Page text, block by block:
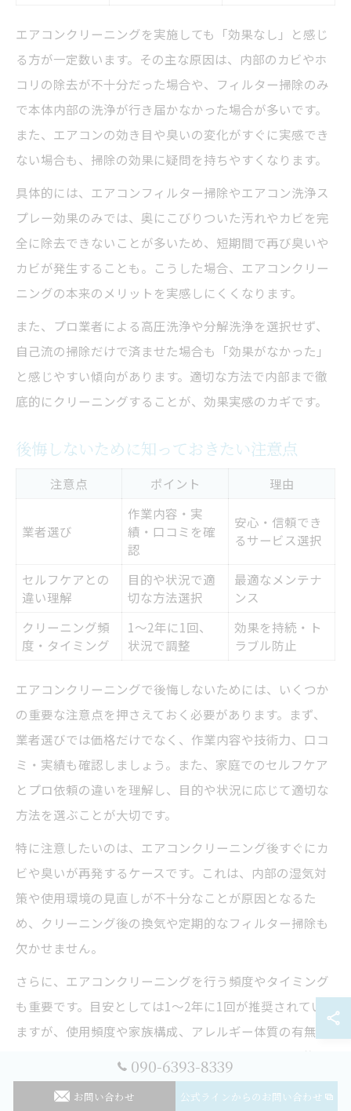
エアコンクリーニングを実施しても「効果なし」と感じ
る方が一定数います。その主な原因は、内部のカビやホ
コリの除去が不十分だった場合や、フィルター掃除のみ
で本体内部の洗浄が行き届かなかった場合が多いです。
また、エアコンの効き目や臭いの変化がすぐに実感でき
ない場合も、掃除の効果に疑問を持ちやすくなります。
具体的には、エアコンフィルター掃除やエアコン洗浄ス
プレー効果のみでは、奥にこびりついた汚れやカビを完
全に除去できないことが多いため、短期間で再び臭いや
カビが発生することも。こうした場合、エアコンクリー
ニングの本来のメリットを実感しにくくなります。
また、プロ業者による高圧洗浄や分解洗浄を選択せず、
自己流の掃除だけで済ませた場合も「効果がなかった」
と感じやすい傾向があります。適切な方法で内部まで徹
底的にクリーニングすることが、効果実感のカギです。
後悔しないために知っておきたい注意点
注意点 ポイント 理由
業者選び
作業内容・実
績・口コミを確
認
安心・信頼でき
るサービス選択
セルフケアとの
違い理解
目的や状況で適
切な方法選択
最適なメンテナ
ンス
クリーニング頻
度・タイミング
1～2年に1回、
状況で調整
効果を持続・ト
ラブル防止
エアコンクリーニングで後悔しないためには、いくつか
の重要な注意点を押さえておく必要があります。まず、
業者選びでは価格だけでなく、作業内容や技術力、口コ
ミ・実績も確認しましょう。また、家庭でのセルフケア
とプロ依頼の違いを理解し、目的や状況に応じて適切な
方法を選ぶことが大切です。
特に注意したいのは、エアコンクリーニング後すぐにカ
ビや臭いが再発するケースです。これは、内部の湿気対
策や使用環境の見直しが不十分なことが原因となるた
め、クリーニング後の換気や定期的なフィルター掃除も
欠かせません。
さらに、エアコンクリーニングを行う頻度やタイミング
も重要です。目安としては1～2年に1回が推奨されてい
ますが、使用頻度や家族構成、アレルギー体質の有無に
よって調整しましょう。後悔しないためには、長期的な
視点でメンテナンス計画を立てることがポイントです。
090-6393-8339
お問い合わせ 公式ラインからのお問い合わせ